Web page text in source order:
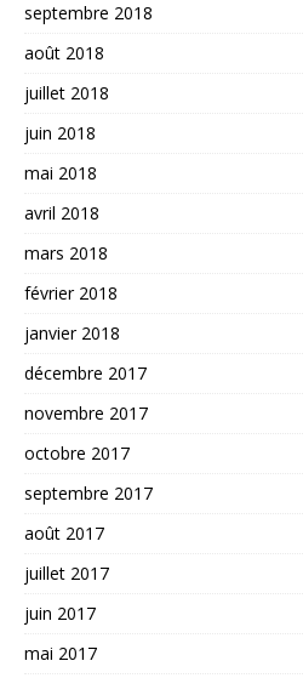
septembre 2018
août 2018
juillet 2018
juin 2018
mai 2018
avril 2018
mars 2018
février 2018
janvier 2018
décembre 2017
novembre 2017
octobre 2017
septembre 2017
août 2017
juillet 2017
juin 2017
mai 2017